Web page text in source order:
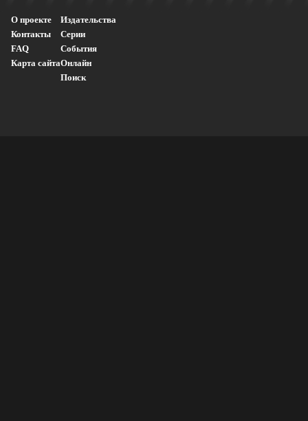
О проекте
Контакты
FAQ
Карта сайта
Издательства
Серии
События
Онлайн
Поиск